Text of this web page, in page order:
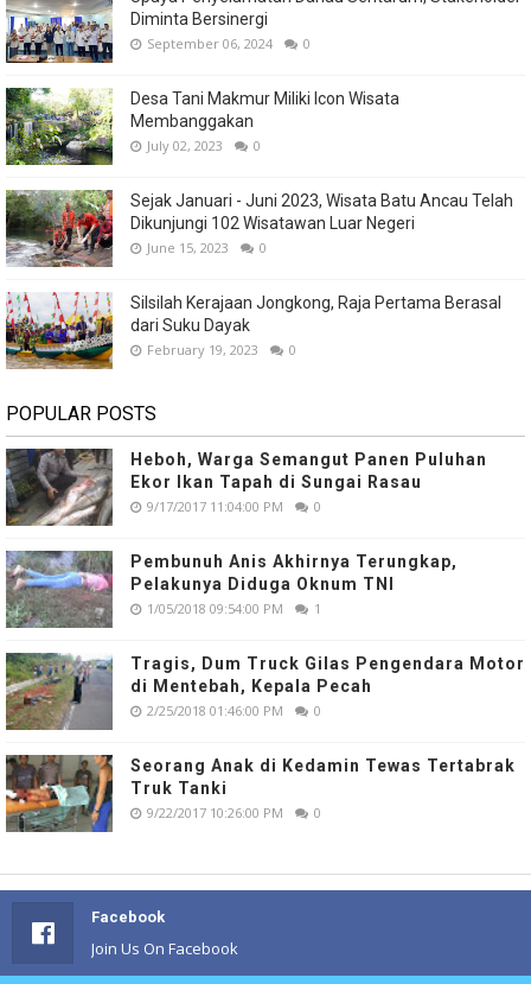
Diminta Bersinergi
September 06, 2024 0
Desa Tani Makmur Miliki Icon Wisata
Membanggakan
July 02, 2023 0
Sejak Januari - Juni 2023, Wisata Batu Ancau Telah
Dikunjungi 102 Wisatawan Luar Negeri
June 15, 2023 0
Silsilah Kerajaan Jongkong, Raja Pertama Berasal
dari Suku Dayak
February 19, 2023 0
POPULAR POSTS
Heboh, Warga Semangut Panen Puluhan
Ekor Ikan Tapah di Sungai Rasau
9/17/2017 11:04:00 PM 0
Pembunuh Anis Akhirnya Terungkap,
Pelakunya Diduga Oknum TNI
1/05/2018 09:54:00 PM 1
Tragis, Dum Truck Gilas Pengendara Motor
di Mentebah, Kepala Pecah
2/25/2018 01:46:00 PM 0
Seorang Anak di Kedamin Tewas Tertabrak
Truk Tanki
9/22/2017 10:26:00 PM 0
Facebook
Join Us On Facebook